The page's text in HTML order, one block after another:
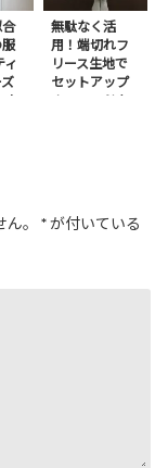
服
ィ
無駄なく活
用！端切れフ
リース生地で
セットアップ
＋スヌードを1
。 *が付いている